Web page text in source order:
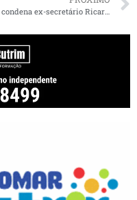
TCE condena ex-secretário Ricardo Murad a devolver R$ 480 mil